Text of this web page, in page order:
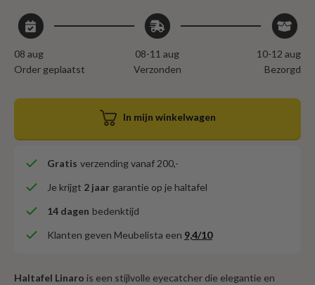
08 aug
Order geplaatst
08-11 aug
Verzonden
10-12 aug
Bezorgd
In mijn winkelwagen
Gratis verzending vanaf 200,-
Je krijgt 2 jaar garantie op je haltafel
14 dagen bedenktijd
Klanten geven Meubelista een 9,4/10
Haltafel Linaro is een stijlvolle eyecatcher die elegantie en